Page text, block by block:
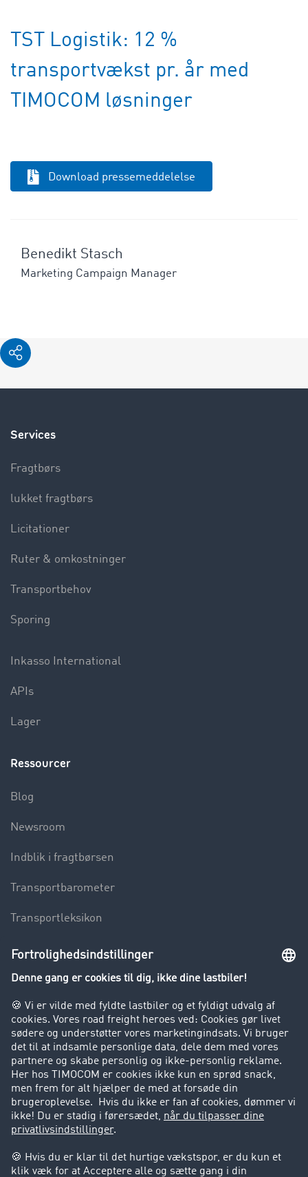
TST Logistik: 12 %
transportvækst pr. år med
TIMOCOM løsninger
Download pressemeddelelse
Benedikt Stasch
Marketing Campaign Manager
Services
Fragtbørs
lukket fragtbørs
Licitationer
Ruter & omkostninger
Transportbehov
Sporing
Inkasso International
APIs
Lager
Ressourcer
Blog
Newsroom
Indblik i fragtbørsen
Transportbarometer
Transportleksikon
Lastbilkørsel forbudt
Kunder hverver kunder
Success Stories
Support
Support
Juridiske forhold